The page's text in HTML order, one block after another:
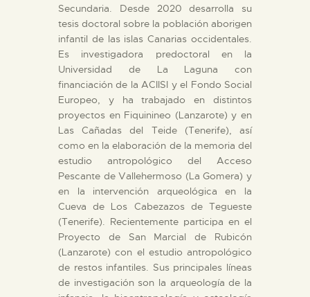
Secundaria. Desde 2020 desarrolla su
tesis doctoral sobre la población aborigen
infantil de las islas Canarias occidentales.
Es investigadora predoctoral en la
Universidad de La Laguna con
financiación de la ACIISI y el Fondo Social
Europeo, y ha trabajado en distintos
proyectos en Fiquinineo (Lanzarote) y en
Las Cañadas del Teide (Tenerife), así
como en la elaboración de la memoria del
estudio antropológico del Acceso
Pescante de Vallehermoso (La Gomera) y
en la intervención arqueológica en la
Cueva de Los Cabezazos de Tegueste
(Tenerife). Recientemente participa en el
Proyecto de San Marcial de Rubicón
(Lanzarote) con el estudio antropológico
de restos infantiles. Sus principales líneas
de investigación son la arqueología de la